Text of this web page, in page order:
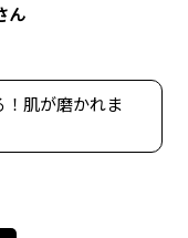
ん
肌が磨かれま